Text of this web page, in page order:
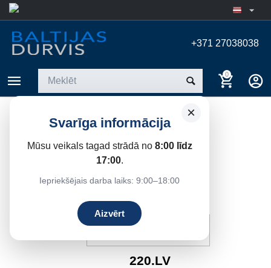
+371 27038038
0
×
Svarīga informācija
Mūsu veikals tagad strādā no 8:00 līdz
17:00.
Iepriekšējais darba laiks: 9:00–18:00
Aizvērt
220.LV